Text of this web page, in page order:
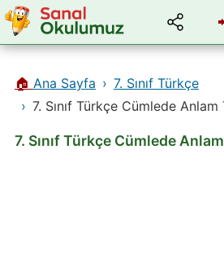
🏠 Ana Sayfa
7. Sınıf Türkçe
7. Sınıf Türkçe Cümlede Anlam
7. Sınıf Türkçe Cümlede